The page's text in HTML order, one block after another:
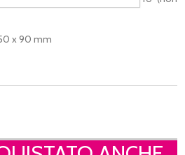
x 90 mm